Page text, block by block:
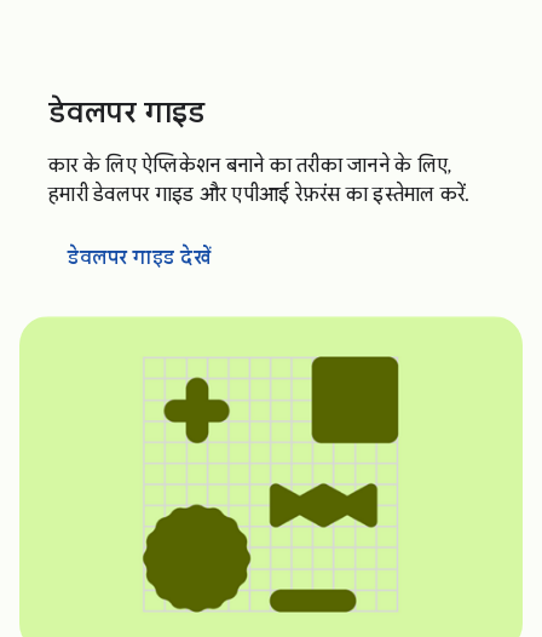
डेवलपर गाइड
कार के लिए ऐप्लिकेशन बनाने का तरीका जानने के लिए,
हमारी डेवलपर गाइड और एपीआई रेफ़रंस का इस्तेमाल करें.
डेवलपर गाइड देखें